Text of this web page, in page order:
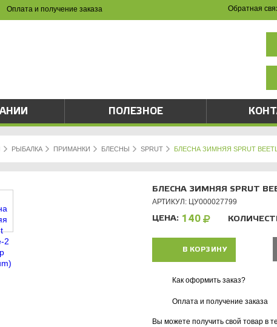
Оплата и получение заказа Обратная
ПОЛЕЗНОЕ
РЫБАЛКА ПРИМАНКИ БЛЕСНЫ SPRUT БЛЕСНА ЗИМНЯЯ SPRUT
БЛЕСНА ЗИМНЯЯ SPRUT
АРТИКУЛ: ЦУ000027799
ЦЕНА: 140
В КОРЗИНУ
Как оформить заказ?
Оплата и получение заказа
Вы можете получить свой товар в